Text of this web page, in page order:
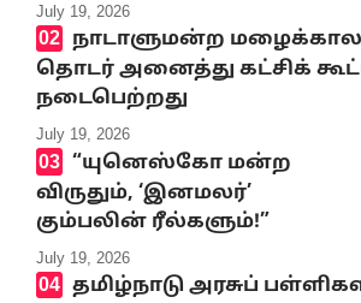
July 19, 2026
நாடாளுமன்ற
தொடர் அனைத்து கட்சிக்
நடைபெற்றது
July 19, 2026
“யுனெஸ்கோ மன்ற
விருதும், ‘இனமலர்’
கும்பலின் ரீல்களும்!”
July 19, 2026
தமிழ்நாடு அரசுப்